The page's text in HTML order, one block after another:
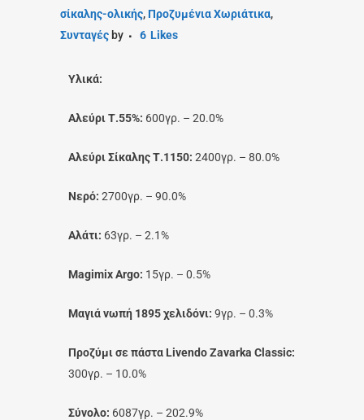
σίκαλης-ολικής,Προζυμένια Χωριάτικα,
Συνταγές by 6 Likes
Υλικά:
Αλεύρι Τ.55%: 600γρ. – 20.0%
Αλεύρι Σίκαλης Τ.1150: 2400γρ. – 80.0%
Νερό: 2700γρ. – 90.0%
Αλάτι: 63γρ. – 2.1%
Magimix Argo: 15γρ. – 0.5%
Μαγιά νωπή 1895 χελιδόνι: 9γρ. – 0.3%
Προζύμι σε πάστα Livendo Zavarka Classic:
300γρ. – 10.0%
Σύνολο: 6087γρ. – 202.9%